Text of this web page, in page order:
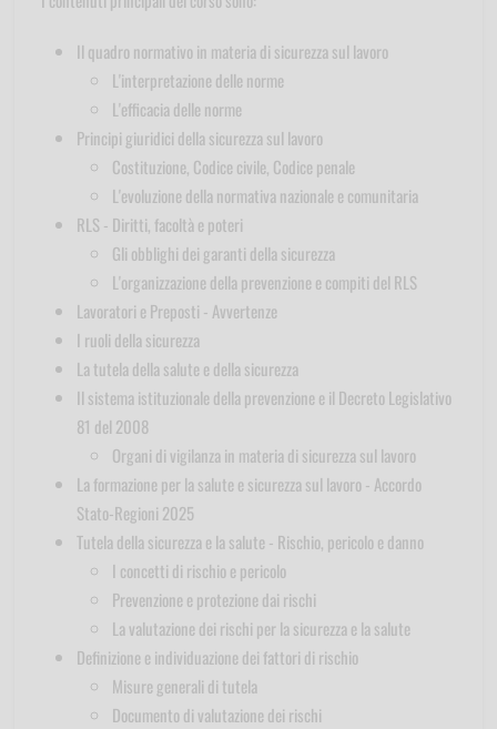
Il quadro normativo in materia di sicurezza sul lavoro
L'interpretazione delle norme
L'efficacia delle norme
Principi giuridici della sicurezza sul lavoro
Costituzione, Codice civile, Codice penale
L'evoluzione della normativa nazionale e comunitaria
RLS - Diritti, facoltà e poteri
Gli obblighi dei garanti della sicurezza
L'organizzazione della prevenzione e compiti del RLS
Lavoratori e Preposti - Avvertenze
I ruoli della sicurezza
La tutela della salute e della sicurezza
Il sistema istituzionale della prevenzione e il Decreto Legislativo
81 del 2008
Organi di vigilanza in materia di sicurezza sul lavoro
La formazione per la salute e sicurezza sul lavoro - Accordo
Stato-Regioni 2025
Tutela della sicurezza e la salute - Rischio, pericolo e danno
I concetti di rischio e pericolo
Prevenzione e protezione dai rischi
La valutazione dei rischi per la sicurezza e la salute
Definizione e individuazione dei fattori di rischio
Misure generali di tutela
Documento di valutazione dei rischi